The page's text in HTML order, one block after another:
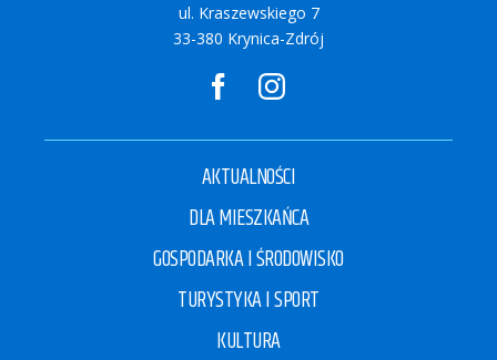
ul. Kraszewskiego 7
33-380 Krynica-Zdrój
AKTUALNOŚCI
DLA MIESZKAŃCA
GOSPODARKA I ŚRODOWISKO
TURYSTYKA I SPORT
KULTURA